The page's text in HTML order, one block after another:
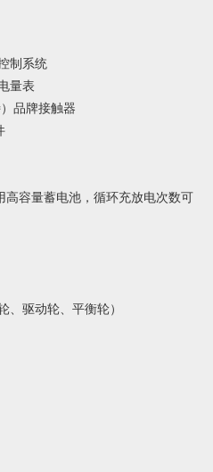
制系统
量表
品牌接触器
高容量蓄电池，循环充放电次数可
、驱动轮、平衡轮）